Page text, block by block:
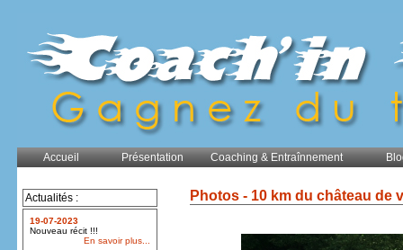
Accueil Présentation Coaching & Entraînnement
Actualités :
19-07-2023
Nouveau récit !!!
En savoir plus...
Photos - 10 km du château de